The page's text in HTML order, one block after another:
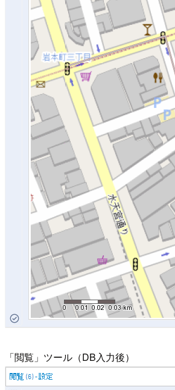
「閲覧」ツール（DB入力後）